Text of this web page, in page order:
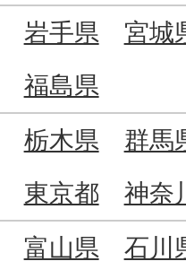
岩手県
宮城
福島県
栃木県
群馬
東京都 神奈
富山県
石川